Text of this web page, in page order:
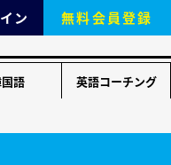
ン 無料会員登録
語 英語コーチング